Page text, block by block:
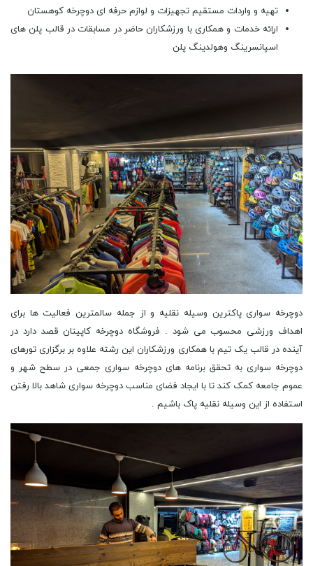
تهیه و واردات مستقیم تجهیزات و لوازم حرفه ای دوچرخه کوهستان
اراِئه خدمات و همکاری با ورزشکاران حاضر در مسابقات در قالب پلن های
اسپانسرینگ وهولدینگ پلن
دوچرخه سواری پاکترین وسیله نقلیه و از جمله سالمترین فعالیت ها برای
اهداف ورزشی محسوب می شود . فروشگاه دوچرخه کاپیتان قصد دارد در
آینده در قالب یک تیم با همکاری ورزشکاران این رشته علاوه بر برگزاری تورهای
دوچرخه سواری به تحقق برنامه های دوچرخه سواری جمعی در سطح شهر و
عموم جامعه کمک کند تا با ایجاد فضای مناسب دوچرخه سواری شاهد بالا رفتن
استفاده از این وسیله نقلیه پاک باشیم .